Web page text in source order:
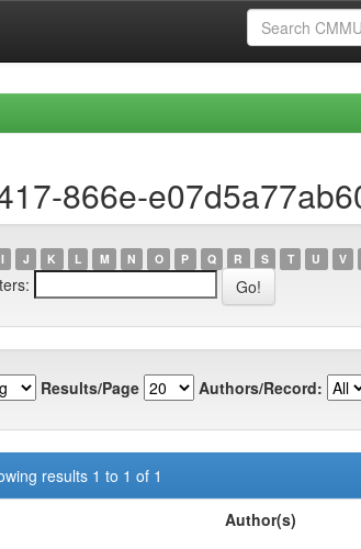
866e-
I J K L M N O P Q R S T U V
Results/Page Authors/Record:
results 1 to 1 of 1
Author(s)